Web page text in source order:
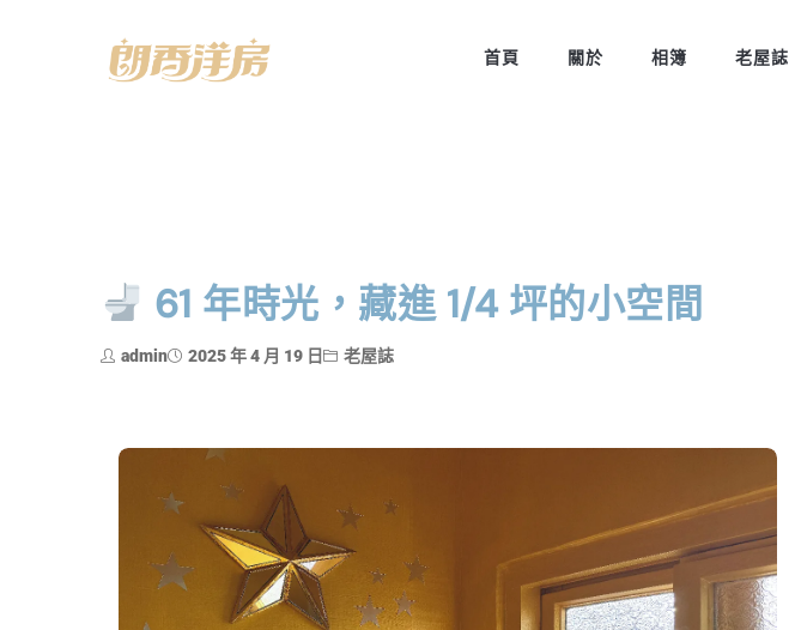
首頁 關於 相簿 老屋誌
61 年時光，藏進 1/4 坪的小空間
admin 2025 年 4 月 19 日 老屋誌